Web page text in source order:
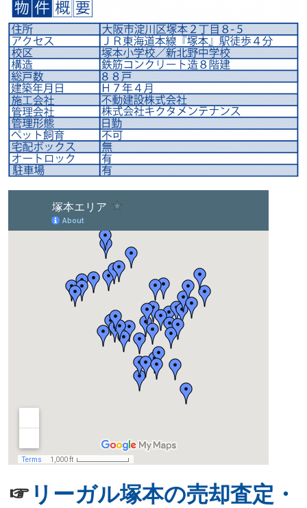
☞ リーガル塚本の売却査定・